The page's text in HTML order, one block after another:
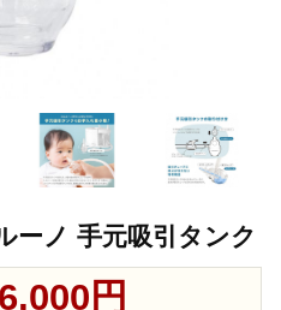
ーノ 手元吸引タンク
6,000円